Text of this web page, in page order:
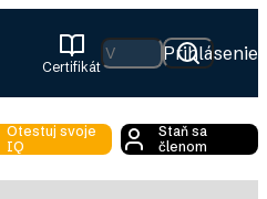
Certifikát
Hľadať Prihlásenie
Otestuj svoje
IQ
Staň sa
členom